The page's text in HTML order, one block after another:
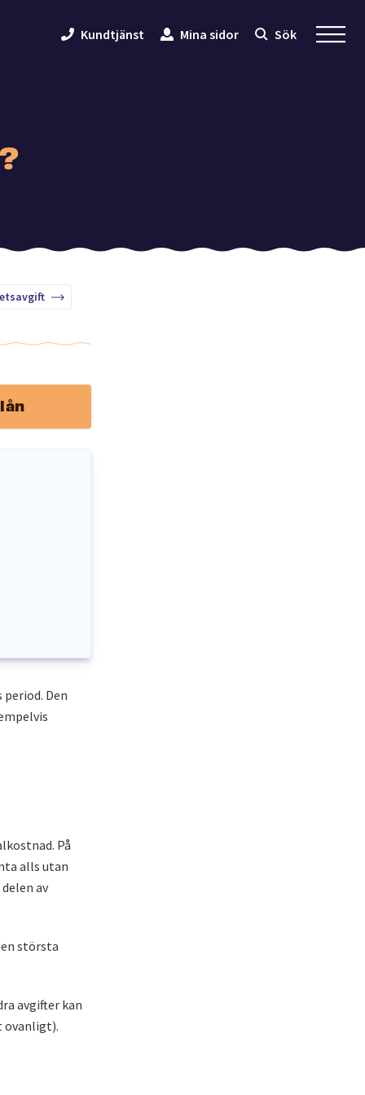
Kundtjänst Mina sidor Sök
Den
På
alls utan
av
största
avgifter kan
ovanligt).